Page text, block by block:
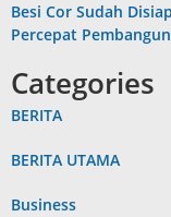
Besi Cor Sudah
Percepat
Categories
BERITA
BERITA UTAMA
Business